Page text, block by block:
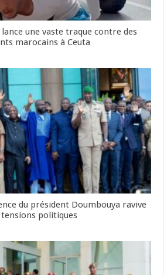
lance une vaste traque contre des
marocains à Ceuta
du président Doumbouya ravive
tensions politiques